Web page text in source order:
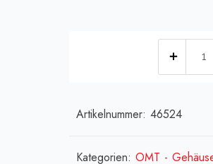
Artikelnummer: 46524
Kategorien: OMT -